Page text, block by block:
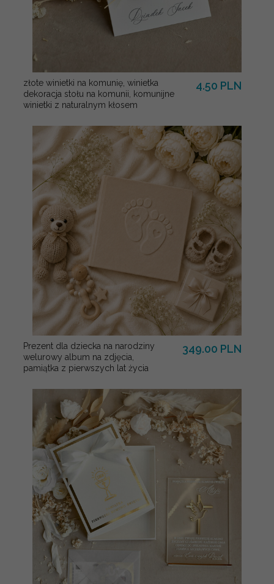
złote winietki na komunię, winietka
dekoracja stołu na komunii, komunijne
winietki z naturalnym kłosem
4.50 PLN
Prezent dla dziecka na narodziny
welurowy album na zdjęcia,
pamiątka z pierwszych lat życia
349.00 PLN